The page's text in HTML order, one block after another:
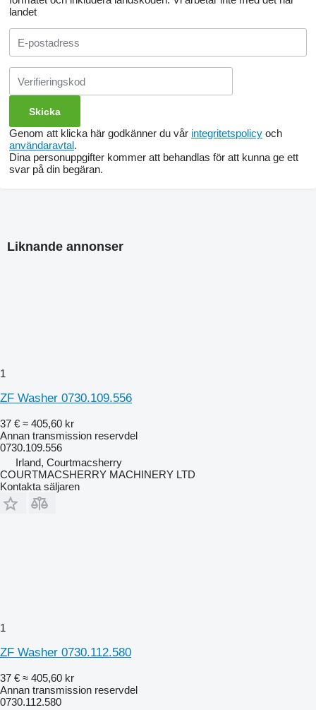
landet
Genom att klicka här godkänner du vår integritetspolicy och
användaravtal.
Dina personuppgifter kommer att behandlas för att kunna ge ett
svar på din begäran.
Liknande annonser
1
ZF Washer 0730.109.556
37 € ≈ 405,60 kr
Annan transmission reservdel
0730.109.556
Irland, Courtmacsherry
COURTMACSHERRY MACHINERY LTD
Kontakta säljaren
1
ZF Washer 0730.112.580
37 € ≈ 405,60 kr
Annan transmission reservdel
0730.112.580